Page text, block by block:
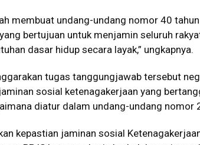
membuat undang-undang nomor 40
bertujuan untuk menjamin seluruh
dasar hidup secara layak,” ungkapnya.
tugas tanggungjawab tersebut
sosial ketenagakerjaan yang
diatur dalam undang-undang nomor
kepastian jaminan sosial